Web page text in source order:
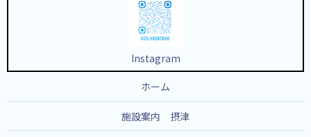
Instagram
ホーム
施設案内 摂津